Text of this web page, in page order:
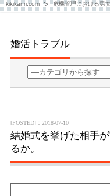
kikikanri.com 危機管理における男
婚活トラブル
結婚式を挙げた相手
るか。
[POSTED]：2018-07-10